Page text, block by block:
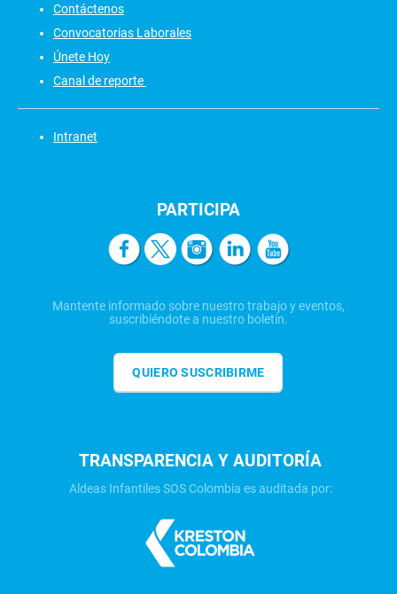
Contáctenos
Convocatorias Laborales
Únete Hoy
Canal de reporte
Intranet
PARTICIPA
Mantente informado sobre nuestro trabajo y eventos,
suscribiéndote a nuestro boletín.
QUIERO SUSCRIBIRME
TRANSPARENCIA Y AUDITORÍA
Aldeas Infantiles SOS Colombia es auditada por: